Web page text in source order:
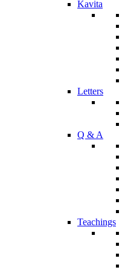
Kavita
Letters
Q & A
Teachings